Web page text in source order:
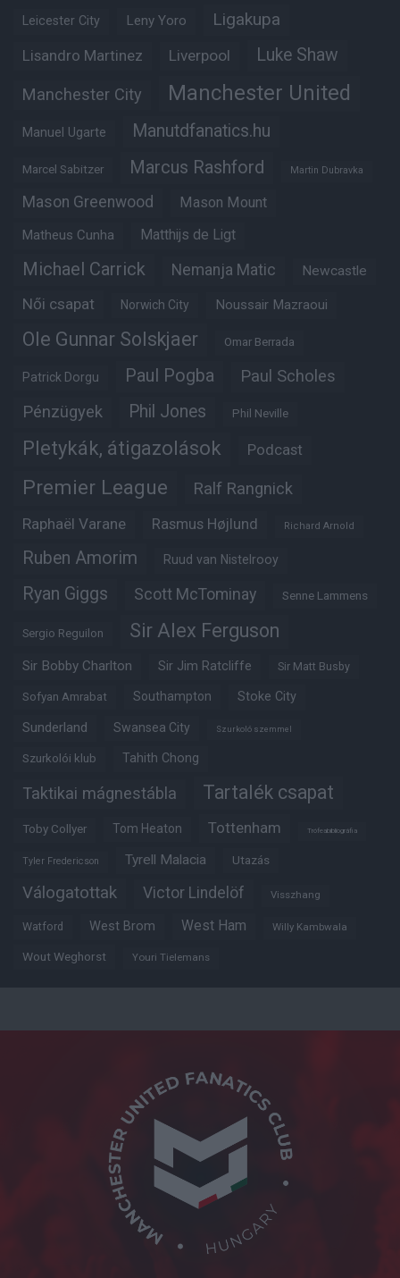
Leicester City Leny Yoro Ligakupa
Lisandro Martinez Liverpool Luke Shaw
Manchester City Manchester United
Manuel Ugarte Manutdfanatics.hu
Marcel Sabitzer Marcus Rashford Martin Dubravka
Mason Greenwood Mason Mount
Matheus Cunha Matthijs de Ligt
Michael Carrick Nemanja Matic Newcastle
Női csapat Norwich City Noussair Mazraoui
Ole Gunnar Solskjaer Omar Berrada
Patrick Dorgu Paul Pogba Paul Scholes
Pénzügyek Phil Jones Phil Neville
Pletykák, átigazolások Podcast
Premier League Ralf Rangnick
Raphaël Varane Rasmus Højlund Richard Arnold
Ruben Amorim Ruud van Nistelrooy
Ryan Giggs Scott McTominay Senne Lammens
Sergio Reguilon Sir Alex Ferguson
Sir Bobby Charlton Sir Jim Ratcliffe Sir Matt Busby
Sofyan Amrabat Southampton Stoke City
Sunderland Swansea City Szurkoló szemmel
Szurkolói klub Tahith Chong
Taktikai mágnestábla Tartalék csapat
Toby Collyer Tom Heaton Tottenham Trófeabibliográfia
Tyler Fredericson Tyrell Malacia Utazás
Válogatottak Victor Lindelöf Visszhang
Watford West Brom West Ham Willy Kambwala
Wout Weghorst Youri Tielemans